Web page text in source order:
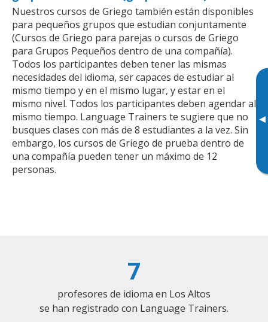
▸
Nuestros cursos de Griego también están disponibles
para pequeños grupos que estudian conjuntamente
(Cursos de Griego para parejas o cursos de Griego
para Grupos Pequeños dentro de una compañía).
Todos los participantes deben tener las mismas
necesidades del idioma, ser capaces de estudiar al
mismo tiempo y en el mismo lugar, y estar en el
mismo nivel. Todos los participantes deben agendar al
mismo tiempo. Language Trainers te sugiere que no
busques clases con más de 8 estudiantes a la vez. Sin
embargo, los cursos de Griego de prueba dentro de
una compañía pueden tener un máximo de 12
personas.
7
profesores de idioma en Los Altos
se han registrado con Language Trainers.